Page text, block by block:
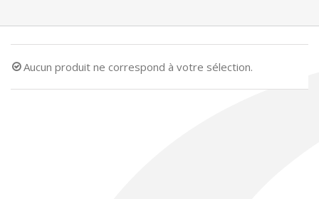
Aucun produit ne correspond à votre sélection.